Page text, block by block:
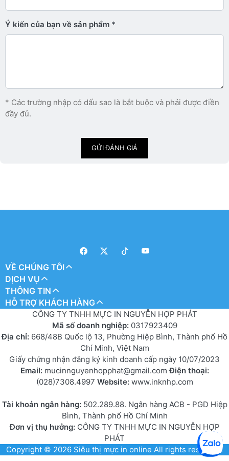
Ý kiến ​​của bạn về sản phẩm
* Các trường nhập có dấu sao là bắt buộc và phải được điền
đầy đủ.
GỬI ĐÁNH GIÁ
VỀ CHÚNG TÔI
DỊCH VỤ
THÔNG TIN
HỖ TRỢ KHÁCH HÀNG
CÔNG TY TNHH MỰC IN NGUYỄN HỢP PHÁT
Mã số doanh nghiệp: 0317923409
Địa chỉ: 668/48B Quốc lộ 13, Phường Hiệp Bình, Thành phố Hồ
Chí Minh, Việt Nam
Giấy chứng nhận đăng ký kinh doanh cấp ngày 10/07/2023
Email: mucinnguyenhopphat@gmail.comĐiện thoại:
(028)7308.4997 Website: www.inknhp.com
Tài khoản ngân hàng: 502.289.88. Ngân hàng ACB - PGD Hiệp
Bình, Thành phố Hồ Chí Minh
Đơn vị thụ hưởng:CÔNG TY TNHH MỰC IN NGUYỄN HỢP
PHÁT
Copyright © 2026 Siêu thị mực in online All rights reserved.